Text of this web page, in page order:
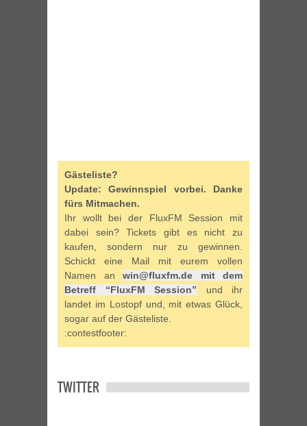
Gästeliste?
Update: Gewinnspiel vorbei. Danke
fürs Mitmachen.
Ihr wollt bei der FluxFM Session mit
dabei sein? Tickets gibt es nicht zu
kaufen, sondern nur zu gewinnen.
Schickt eine Mail mit eurem vollen
Namen an win@fluxfm.de mit dem
Betreff “FluxFM Session” und ihr
landet im Lostopf und, mit etwas Glück,
sogar auf der Gästeliste.
:contestfooter:
TWITTER